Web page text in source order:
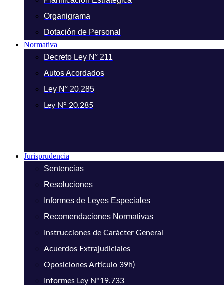
Organigrama
Dotación de Personal
Normativa
Decreto Ley N° 211
Autos Acordados
Ley N° 20.285
Ley N° 20.285
Jurisprudencia
Sentencias
Resoluciones
Informes de Leyes Especiales
Recomendaciones Normativas
Instrucciones de Carácter General
Acuerdos Extrajudiciales
Oposiciones Artículo 39h)
Informes Ley N°19.733